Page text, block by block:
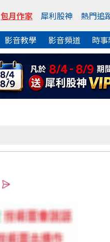
包月作家 犀利股神
熱門追
影音教學 影音頻道 時